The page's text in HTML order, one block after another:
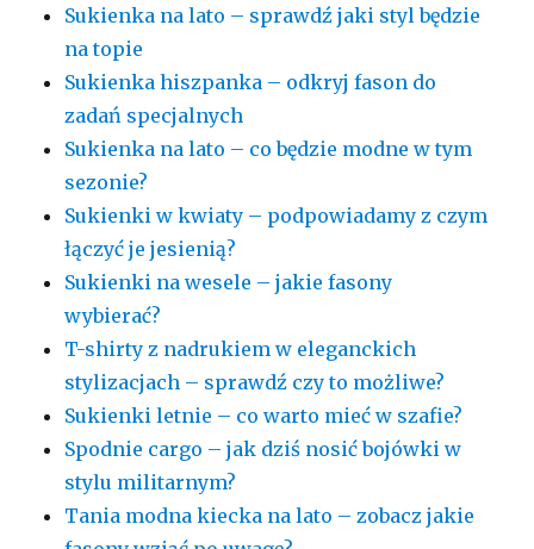
Sukienka na lato – sprawdź jaki styl będzie
na topie
Sukienka hiszpanka – odkryj fason do
zadań specjalnych
Sukienka na lato – co będzie modne w tym
sezonie?
Sukienki w kwiaty – podpowiadamy z czym
łączyć je jesienią?
Sukienki na wesele – jakie fasony
wybierać?
T-shirty z nadrukiem w eleganckich
stylizacjach – sprawdź czy to możliwe?
Sukienki letnie – co warto mieć w szafie?
Spodnie cargo – jak dziś nosić bojówki w
stylu militarnym?
Tania modna kiecka na lato – zobacz jakie